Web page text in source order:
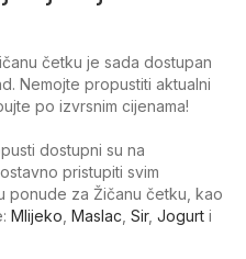
četku je sada dostupan
Nemojte propustiti aktualni
po izvrsnim cijenama!
dostupni su na
pristupiti svim
ponude za Žičanu četku, kao
Mlijeko Maslac Sir, Jogurt i